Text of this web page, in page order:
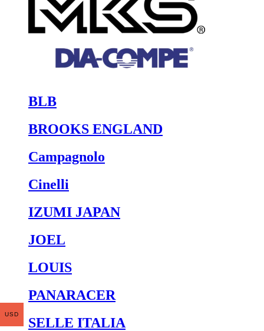
BLB
BROOKS ENGLAND
Campagnolo
Cinelli
IZUMI JAPAN
JOEL
LOUIS
PANARACER
SELLE ITALIA
USD